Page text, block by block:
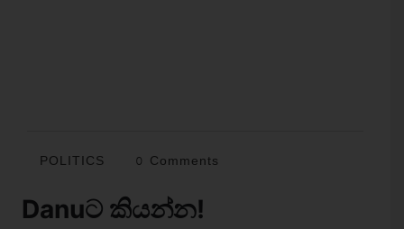
POLITICS 0 Comments